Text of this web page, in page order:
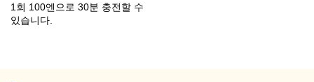
1회 100엔으로 30분 충전할 수
있습니다.